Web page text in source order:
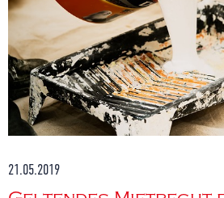
21.05.2019